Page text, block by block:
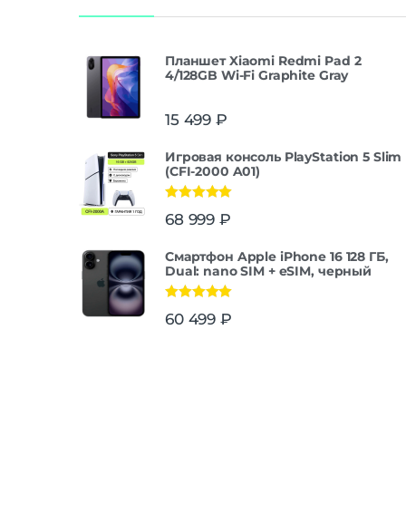
Планшет Xiaomi Redmi Pad 2
4/128GB Wi-Fi Graphite Gray
15 499 ₽
Игровая консоль PlayStation 5 Slim
(CFI-2000 A01)
из 5
68 999 ₽
Смартфон Apple iPhone 16 128 ГБ,
Dual: nano SIM + eSIM, черный
из 5
60 499 ₽